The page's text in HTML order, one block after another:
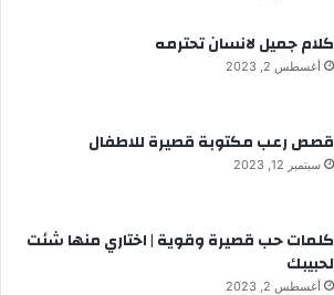
كلام جميل لانسان تحترمه
أغسطس 2, 2023
قصص رعب مكتوبة قصيرة للاطفال
سبتمبر 12, 2023
كلمات حب قصيرة وقوية | اختاري منها شئت
لحبيبك
أغسطس 2, 2023